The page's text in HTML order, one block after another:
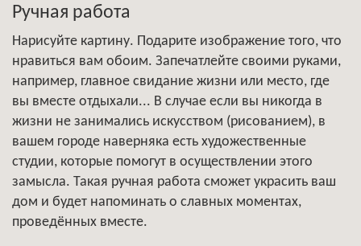
Ручная работа
Нарисуйте картину. Подарите изображение того, что
нравиться вам обоим. Запечатлейте своими руками,
например, главное свидание жизни или место, где
вы вместе отдыхали... В случае если вы никогда в
жизни не занимались искусством (рисованием), в
вашем городе наверняка есть художественные
студии, которые помогут в осуществлении этого
замысла. Такая ручная работа сможет украсить ваш
дом и будет напоминать о славных моментах,
проведённых вместе.